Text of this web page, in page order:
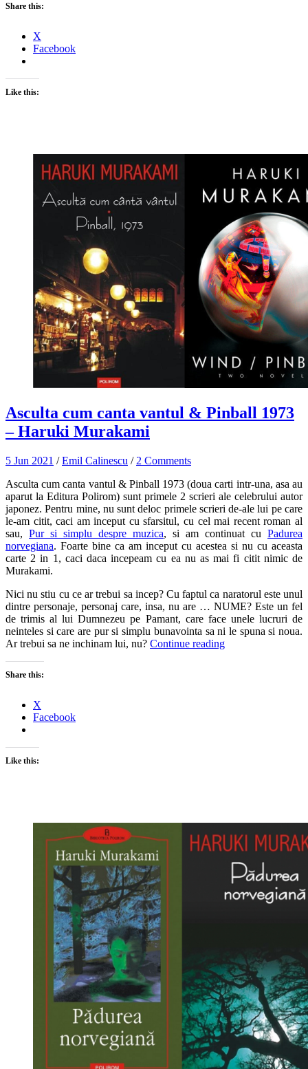
Share this:
X
Facebook
Like this:
Asculta cum canta vantul & Pinball 1973
– Haruki Murakami
5 Jun 2021 /Emil Calinescu / 2 Comments
Asculta cum canta vantul & Pinball 1973 (doua carti intr-una, asa au
aparut la Editura Polirom) sunt primele 2 scrieri ale celebrului autor
japonez. Pentru mine, nu sunt deloc primele scrieri de-ale lui pe care
le-am citit, caci am inceput cu sfarsitul, cu cel mai recent roman al
sau, Pur si simplu despre muzica, si am continuat cu Padurea
norvegiana. Foarte bine ca am inceput cu acestea si nu cu aceasta
carte 2 in 1, caci daca incepeam cu ea nu as mai fi citit nimic de
Murakami.
Nici nu stiu cu ce ar trebui sa incep? Cu faptul ca naratorul este unul
dintre personaje, personaj care, insa, nu are … NUME? Este un fel
de trimis al lui Dumnezeu pe Pamant, care face unele lucruri de
neinteles si care are pur si simplu bunavointa sa ni le spuna si noua.
Ar trebui sa ne inchinam lui, nu? Continue reading
Share this:
X
Facebook
Like this: